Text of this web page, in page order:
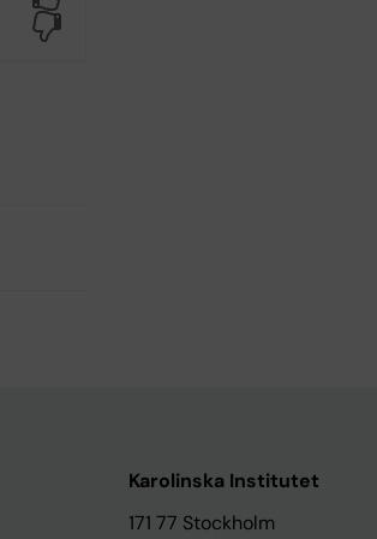
Karolinska Institutet
171 77 Stockholm